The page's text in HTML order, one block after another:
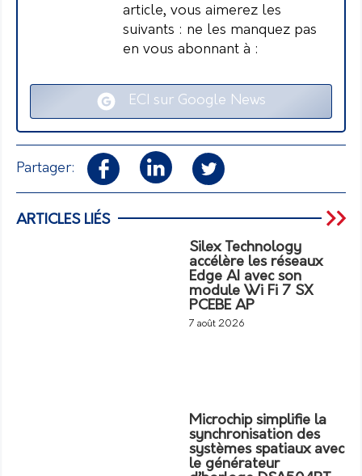
article, vous aimerez les
suivants : ne les manquez pas
en vous abonnant à :
ECI sur Google News
Partager:
ARTICLES LIÉS
Silex Technology
accélère les réseaux
Edge AI avec son
module Wi Fi 7 SX
PCEBE AP
7 août 2026
Microchip simplifie la
synchronisation des
systèmes spatiaux avec
le générateur